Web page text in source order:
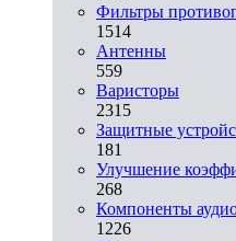
Фильтры
1514
Антенны
559
Варисторы
2315
Защитные
181
Улучшение
268
Компоненты
1226